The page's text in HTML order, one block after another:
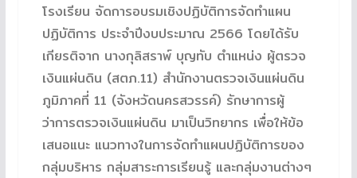
โรงเรียน จัดการอบรมเชิงปฏิบัติการจัดทำแผน
ปฏิบัติการ ประจำปีงบประมาณ 2566 โดยได้รับ
เกียรติจาก นางกุลิสราพ์ บุญทับ ตำแหน่ง ผู้ตรวจ
เงินแผ่นดิน (สตภ.11) สำนักงานตรวจเงินแผ่นดิน
ภูมิภาคที่ 11 (จังหวัดนครสวรรค์) รักษาการผู้
ว่าการตรวจเงินแผ่นดิน มาเป็นวิทยากร เพื่อให้ข้อ
เสนอแนะ แนวทางในการจัดทำแผนปฏิบัติการของ
กลุ่มบริหาร กลุ่มสาระการเรียนรู้ และกลุ่มงานต่างๆ